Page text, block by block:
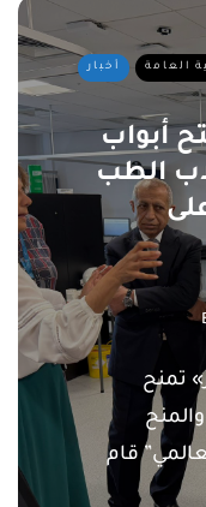
أخبار العامة
أبواب
الطب
تمنح
قام